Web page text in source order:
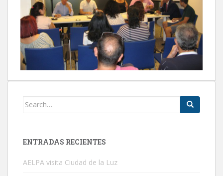
Search
ENTRADAS RECIENTES
AELPA visita Ciudad de la Luz